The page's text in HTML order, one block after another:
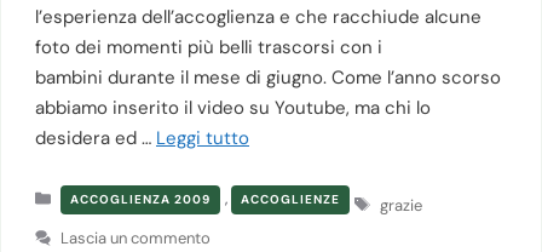
l’esperienza dell’accoglienza e che racchiude alcune
foto dei momenti più belli trascorsi con i
bambini durante il mese di giugno. Come l’anno scorso
abbiamo inserito il video su Youtube, ma chi lo
desidera ed … Leggi tutto
Categorie
ACCOGLIENZA 2009 , ACCOGLIENZE Tag
grazie
Lascia un commento